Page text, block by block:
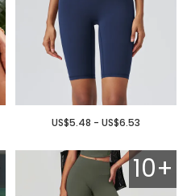
US$5.48 - US$6.53
10+